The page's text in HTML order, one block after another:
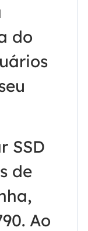
do
SSD
de
Ao